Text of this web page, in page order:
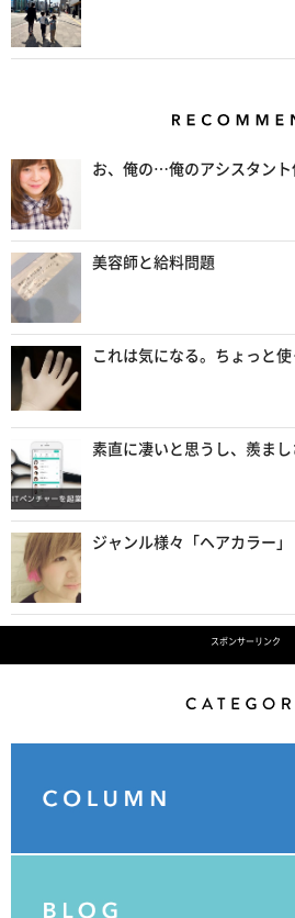
お、俺の…俺のアシスタン
美容師と給料問題
これは気になる。ちょっと使
素直に凄いと思うし、羨まし
ジャンル様々「ヘアカラー」
スポンサーリンク